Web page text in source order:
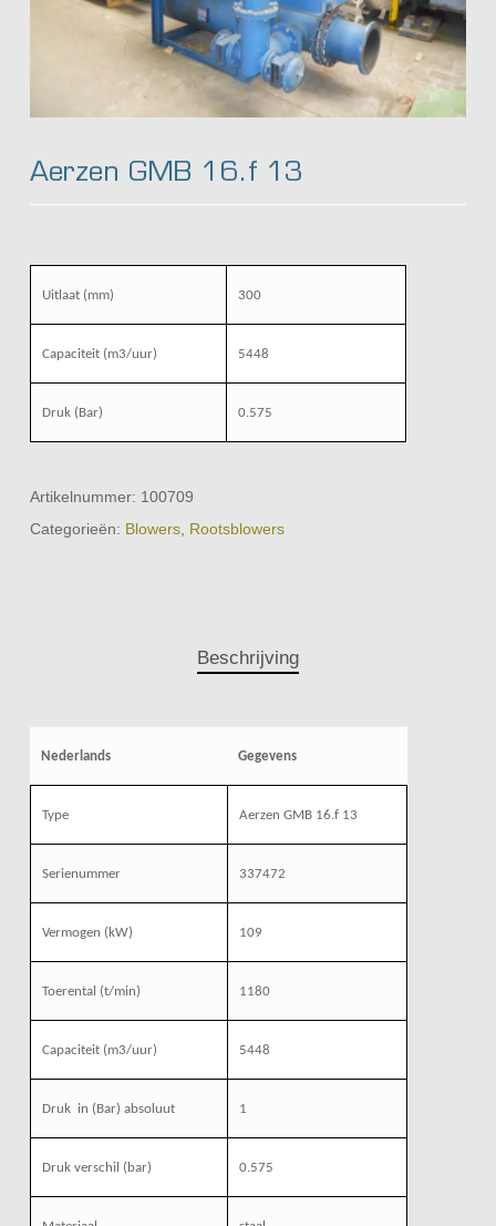
Aerzen GMB 16.f 13
Uitlaat (mm) 300
Capaciteit (m3/uur) 5448
Druk (Bar) 0.575
Artikelnummer: 100709
Categorieën: Blowers, Rootsblowers
Beschrijving
Nederlands Gegevens
Type Aerzen GMB 16.f 13
Serienummer 337472
Vermogen (kW) 109
Toerental (t/min) 1180
Capaciteit (m3/uur) 5448
Druk in (Bar) absoluut 1
Druk verschil (bar) 0.575